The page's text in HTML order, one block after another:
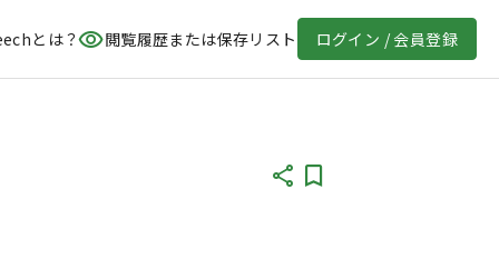
とは？ 閲覧履歴または保存リスト ログイン / 会員登録